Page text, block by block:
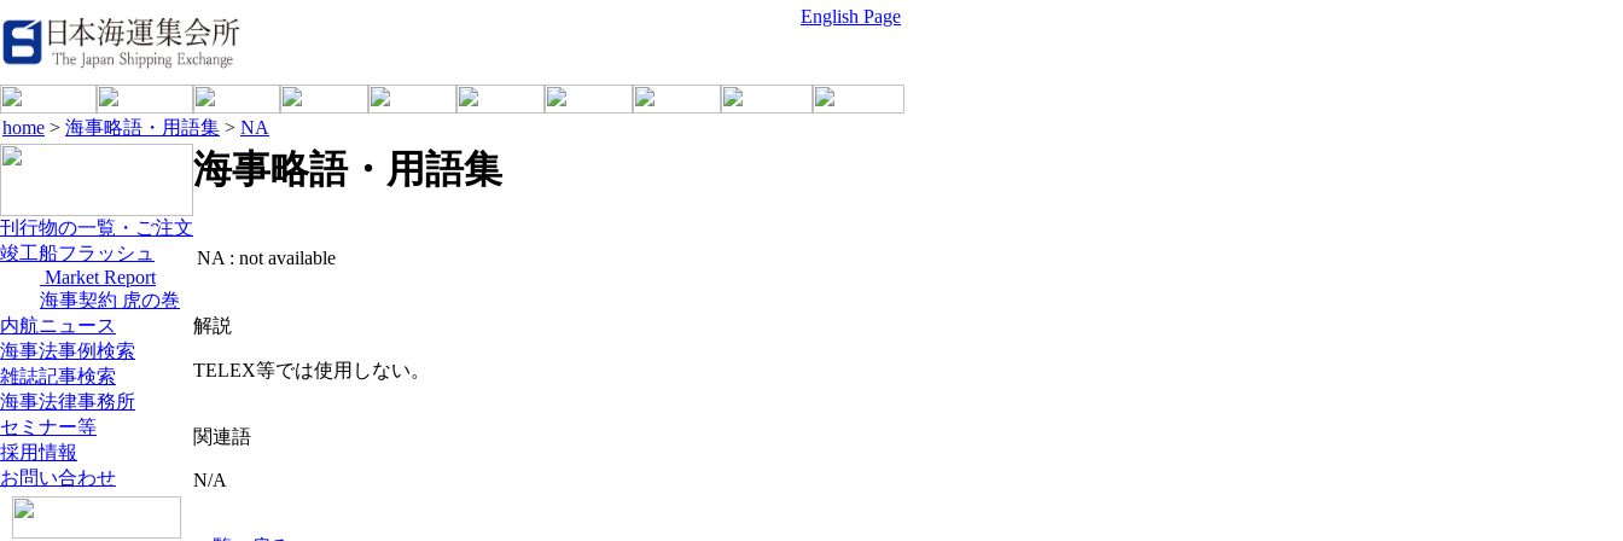
English Page
home > 海事略語・用語集 > NA
刊行物の一覧・ご注文
竣工船フラッシュ
Market Report
海事契約 虎の巻
内航ニュース
海事法事例検索
雑誌記事検索
海事法律事務所
セミナー等
採用情報
お問い合わせ
海事略語・用語集
NA : not available
解説
TELEX等では使用しない。
関連語
N/A